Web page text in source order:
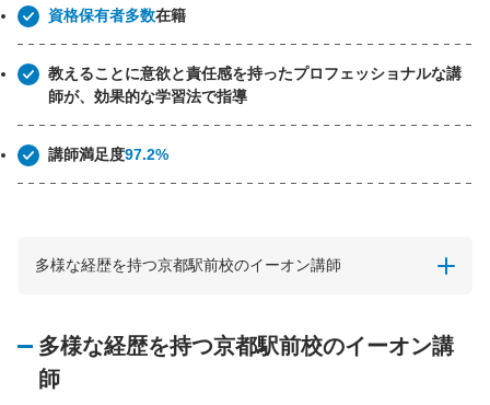
資格保有者多数在籍
教えることに意欲と責任感を持ったプロフェッショナルな講
師が、効果的な学習法で指導
講師満足度97.2%
多様な経歴を持つ京都駅前校のイーオン講師
多様な経歴を持つ京都駅前校のイーオン講
師